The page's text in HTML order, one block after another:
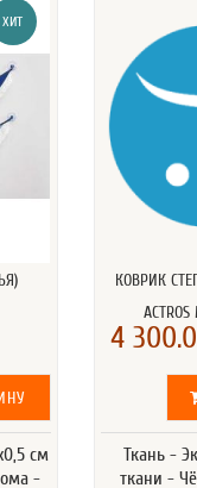
ХИТ
см
-
КОВРИК
4
Ткань -
ткани -